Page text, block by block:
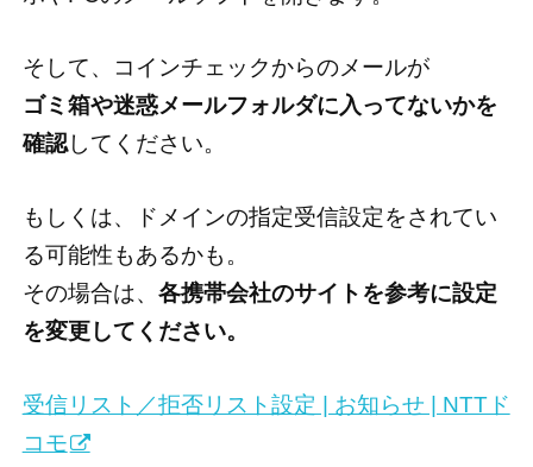
そして、コインチェックからのメールが
ゴミ箱や迷惑メールフォルダに入ってないかを
確認してください。
もしくは、ドメインの指定受信設定をされてい
る可能性もあるかも。
その場合は、 各携帯会社のサイトを参考に設定
を変更してください。
受信リスト／拒否リスト設定 | お知らせ | NTTド
コモ